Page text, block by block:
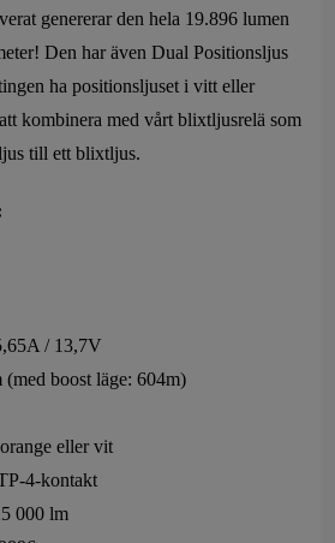
genererar den hela 19.896 lumen
Den har även Dual Positionsljus
ha positionsljuset i vitt eller
kombinera med vårt blixtljusrelä som
till ett blixtljus.
/ 13,7V
boost läge: 604m)
eller vit
4-kontakt
000 lm